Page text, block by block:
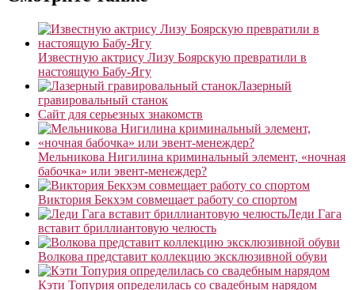
Известную актрису Лизу Боярскую превратили в
настоящую Бабу-Ягу
Лазерный
гравировальный станок
Сайт для серьезных знакомств
Мельникова Нигилина криминальный элемент, «ночная
бабочка» или эвент-менеждер?
Виктория Бекхэм совмещает работу со спортом
Леди Гага
вставит бриллиантовую челюсть
Волкова представит коллекцию эксклюзивной обуви
Кэти Топурия определилась со свадебным нарядом